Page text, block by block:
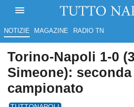
NOTIZIE MAGAZINE RADIO TN
Torino-Napoli 1-0
Simeone):
campionato